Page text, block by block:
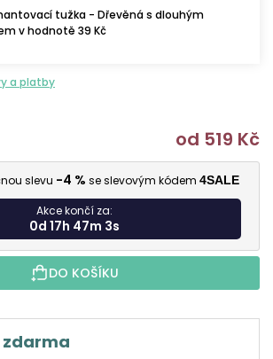
tužka - Dřevěná s dlouhým
v hodnotě 39 Kč
a platby
od 519 Kč
slevu -4 % se slevovým kódem 4SALE
Akce končí za:
0d 17h 47m 1s
DO KOŠÍKU
zdarma